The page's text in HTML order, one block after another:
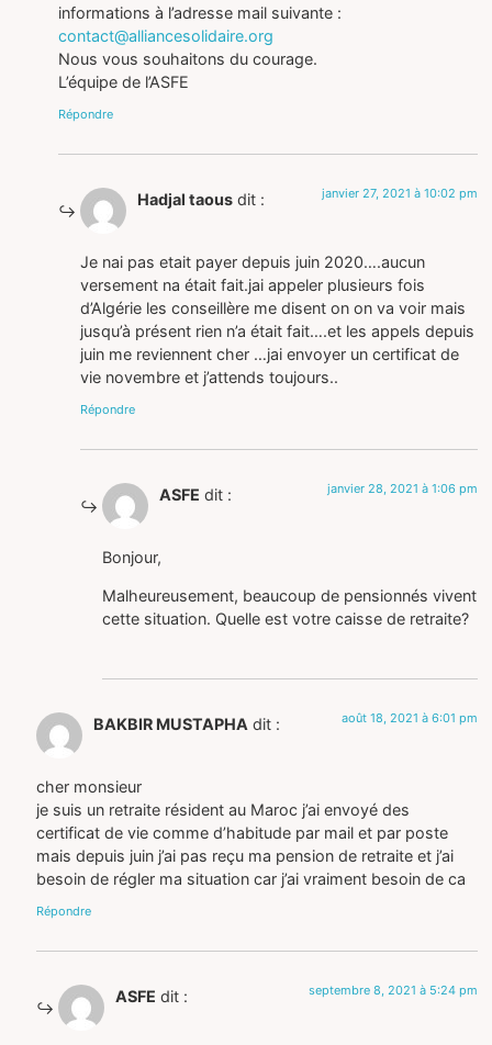
informations à l’adresse mail suivante :
contact@alliancesolidaire.org
Nous vous souhaitons du courage.
L’équipe de l’ASFE
Répondre
Hadjal taous dit : janvier 27, 2021 à 10:02 pm
Je nai pas etait payer depuis juin 2020….aucun
versement na était fait.jai appeler plusieurs fois
d’Algérie les conseillère me disent on on va voir mais
jusqu’à présent rien n’a était fait….et les appels depuis
juin me reviennent cher …jai envoyer un certificat de
vie novembre et j’attends toujours..
Répondre
ASFE dit : janvier 28, 2021 à 1:06 pm
Bonjour,
Malheureusement, beaucoup de pensionnés vivent
cette situation. Quelle est votre caisse de retraite?
BAKBIR MUSTAPHA dit : août 18, 2021 à 6:01 pm
cher monsieur
je suis un retraite résident au Maroc j’ai envoyé des
certificat de vie comme d’habitude par mail et par poste
mais depuis juin j’ai pas reçu ma pension de retraite et j’ai
besoin de régler ma situation car j’ai vraiment besoin de ca
Répondre
ASFE dit : septembre 8, 2021 à 5:24 pm